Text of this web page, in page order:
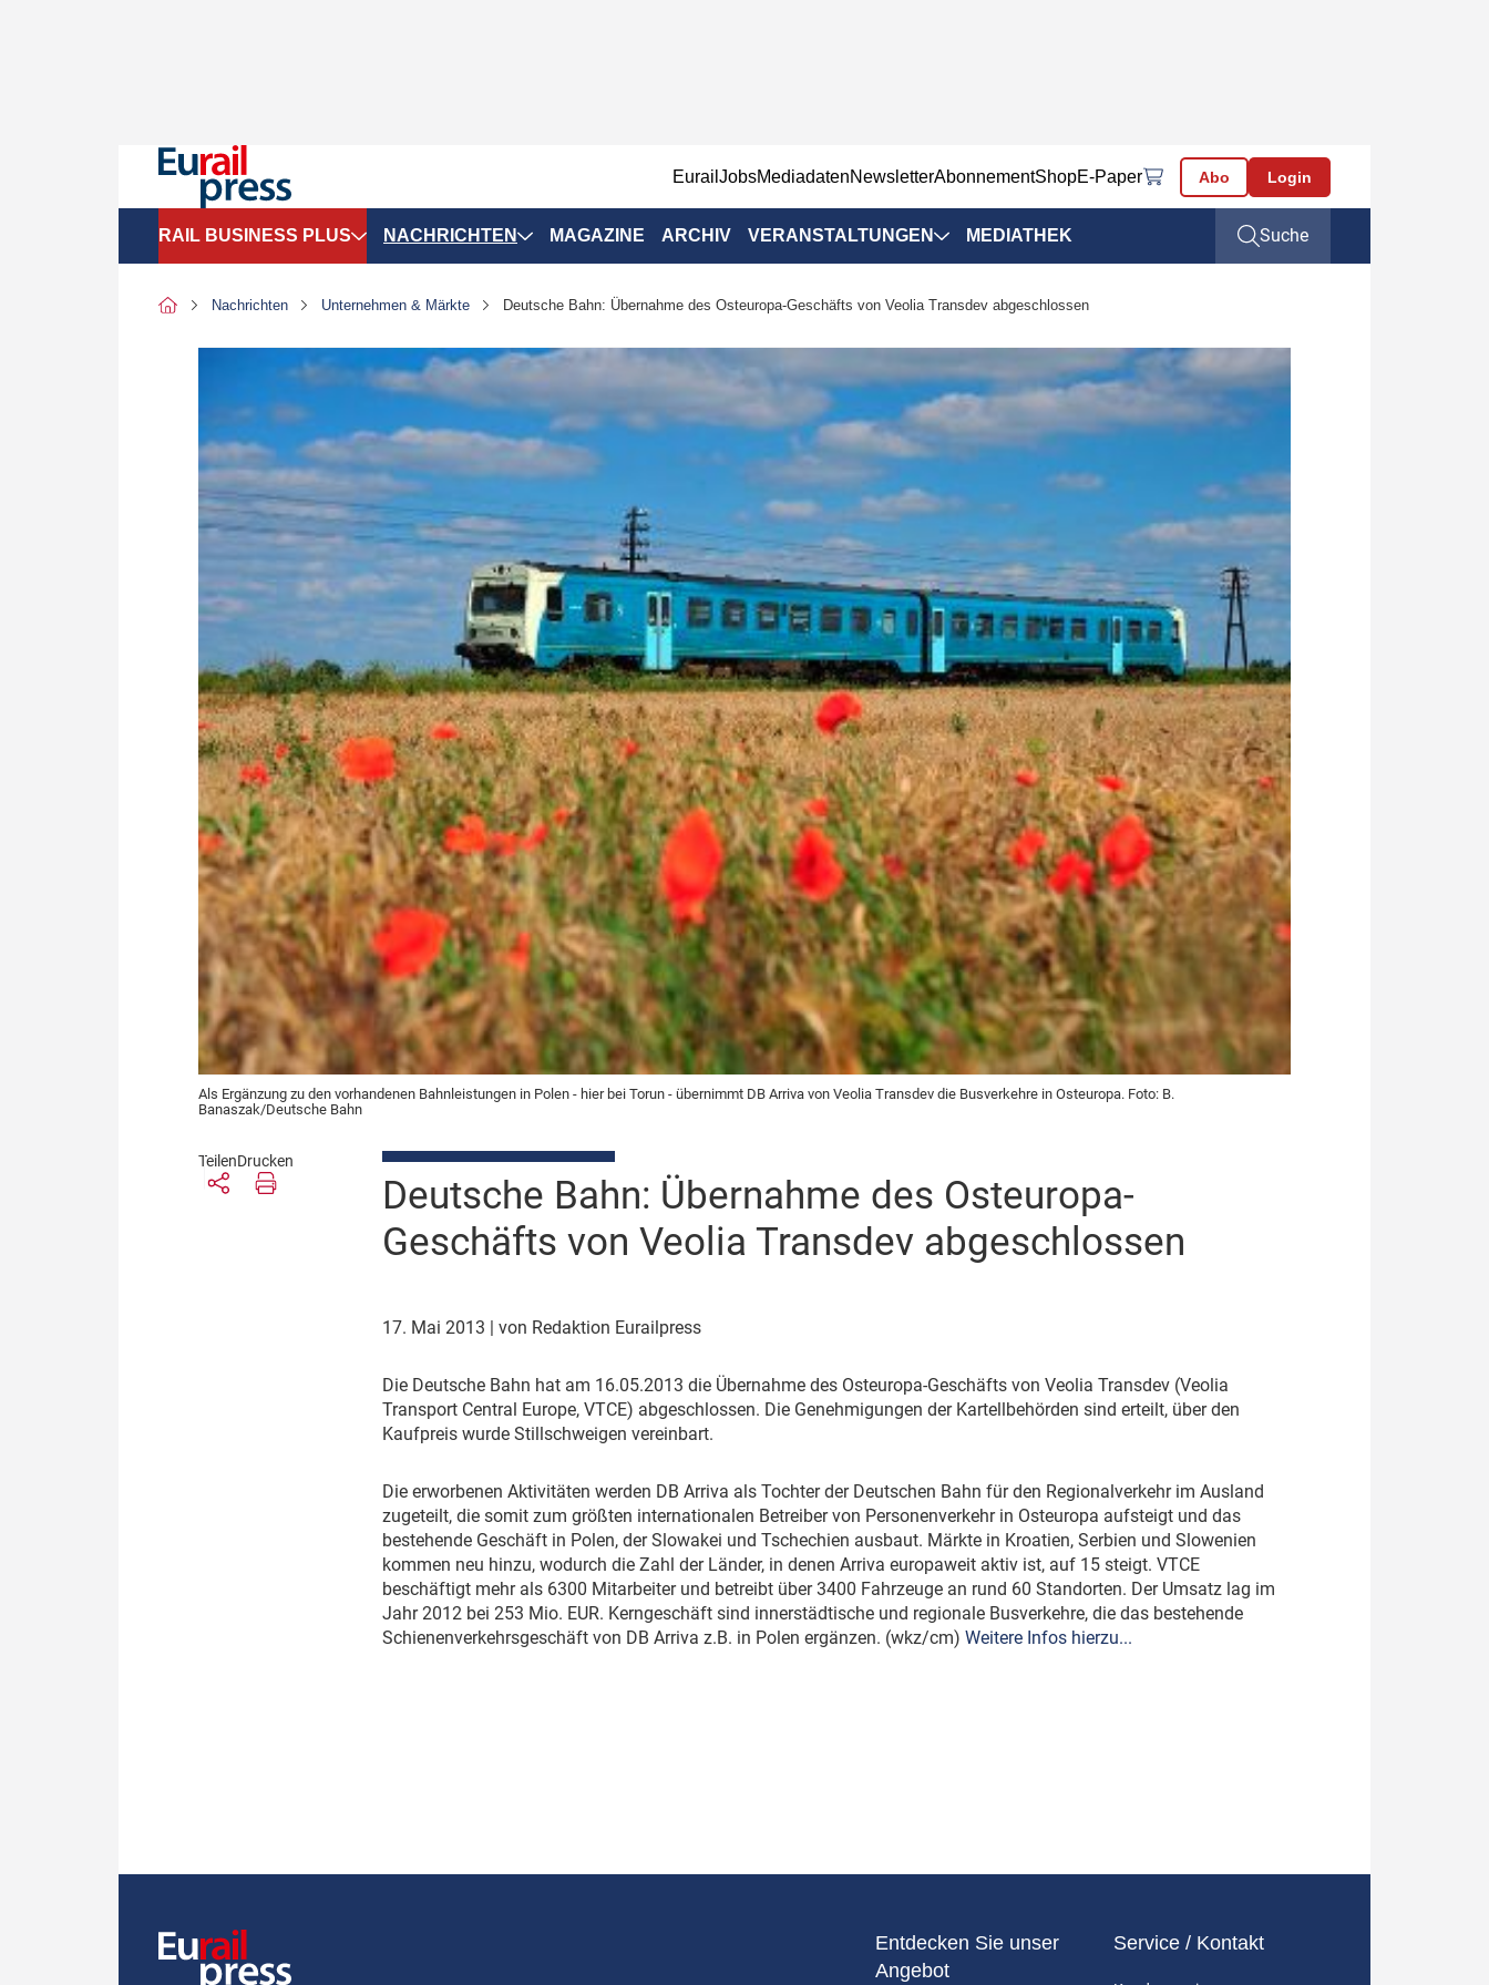
EurailJobsMediadatenNewsletterAbonnementShopE-Paper Abo Login
RAIL BUSINESS PLUS
SPNV-Marktdaten
Bilanzen
Recht
Politik
Verbände: Wer spricht für
wen?
Start-Up-Check
Thema des Monats
Dossier: Generalsanierung
Dossier: ETCS
Dossier:
Stellwerksbesetzung
NACHRICHTEN
Personen & Positionen
Unternehmen & Märkte
Betrieb & Services
Fahrzeuge & Komponenten
Infrastruktur & Ausrüstung
MAGAZINE ARCHIV VERANSTALTUNGEN
Veranstaltungen
Branchentermine
Eurailpress Career Boost
MEDIATHEK Suche
Nachrichten Unternehmen & Märkte Deutsche Bahn: Übernahme des Osteuropa-Geschäfts von Veolia Transdev abgeschlossen
Deutsche Bahn: Übernahme des Osteuropa-
Geschäfts von Veolia Transdev abgeschlossen
Als Ergänzung zu den vorhandenen Bahnleistungen in Polen - hier bei Torun - übernimmt DB Arriva von Veolia Transdev die Busverkehre in Osteuropa. Foto: B.
Banaszak/Deutsche Bahn
17. Mai 2013 | von Redaktion Eurailpress
Die Deutsche Bahn hat am 16.05.2013 die Übernahme des Osteuropa-Geschäfts von Veolia Transdev (Veolia
Transport Central Europe, VTCE) abgeschlossen. Die Genehmigungen der Kartellbehörden sind erteilt, über den
Kaufpreis wurde Stillschweigen vereinbart.
Die erworbenen Aktivitäten werden DB Arriva als Tochter der Deutschen Bahn für den Regionalverkehr im Ausland
zugeteilt, die somit zum größten internationalen Betreiber von Personenverkehr in Osteuropa aufsteigt und das
bestehende Geschäft in Polen, der Slowakei und Tschechien ausbaut. Märkte in Kroatien, Serbien und Slowenien
kommen neu hinzu, wodurch die Zahl der Länder, in denen Arriva europaweit aktiv ist, auf 15 steigt. VTCE
beschäftigt mehr als 6300 Mitarbeiter und betreibt über 3400 Fahrzeuge an rund 60 Standorten. Der Umsatz lag im
Jahr 2012 bei 253 Mio. EUR. Kerngeschäft sind innerstädtische und regionale Busverkehre, die das bestehende
Schienenverkehrsgeschäft von DB Arriva z.B. in Polen ergänzen. (wkz/cm) Weitere Infos hierzu...
TeilenDrucken
Entdecken Sie unser
Angebot
Service / Kontakt